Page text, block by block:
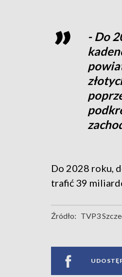
- Do
Do 2028 roku,
trafić 39
Źródło: TVP3